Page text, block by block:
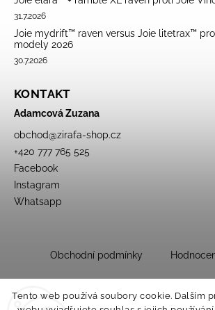
Tento web používá soubory cookie. Dalším
31.7.2026
Joie mydrift™ raven versus Joie litetrax™
modely 2026
30.7.2026
KONTAKT
Adamcová Zuzana
obchod@zirafa-shop.cz
+420 777 765 525
Facebook
Instagram
Whatsapp
Obchodní podmínky